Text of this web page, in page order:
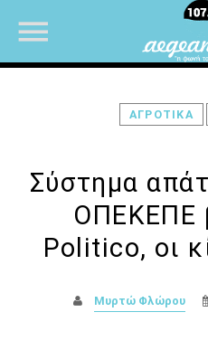
ΑΓΡΟΤΙΚΑ
Σύστημα
ΟΠΕΚΕΠΕ
Politico, οι
Μυρτώ Φλώρου